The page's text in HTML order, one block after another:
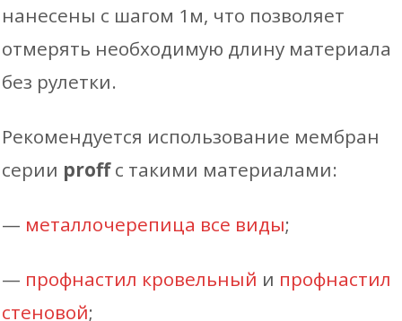
нанесены с шагом 1м, что позволяет
отмерять необходимую длину материала
без рулетки.
Рекомендуется использование мембран
серии proffс такими материалами:
— металлочерепица все виды;
— профнастил кровельный и профнастил
стеновой;